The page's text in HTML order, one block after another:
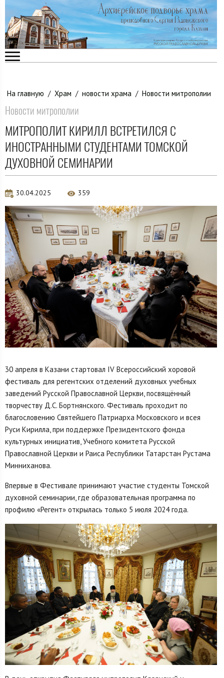
На главную / Храм / новости храма / Новости митрополии
Новости митрополии
МИТРОПОЛИТ КИРИЛЛ ВСТРЕТИЛСЯ С
ИНОСТРАННЫМИ СТУДЕНТАМИ ТОМСКОЙ
ДУХОВНОЙ СЕМИНАРИИ
30.04.2025 359
30 апреля в Казани стартовал IV Всероссийский хоровой
фестиваль для регентских отделений духовных учебных
заведений Русской Православной Церкви, посвящённый
творчеству Д.С. Бортнянского. Фестиваль проходит по
благословению Святейшего Патриарха Московского и всея
Руси Кирилла, при поддержке Президентского фонда
культурных инициатив, Учебного комитета Русской
Православной Церкви и Раиса Республики Татарстан Рустама
Минниханова.
Впервые в Фестивале принимают участие студенты Томской
духовной семинарии, где образовательная программа по
профилю «Регент» открылась только 5 июля 2024 года.